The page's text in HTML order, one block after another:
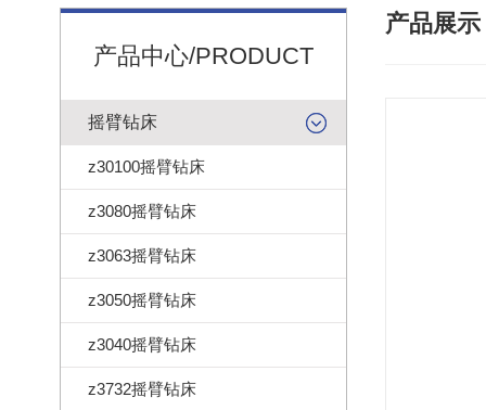
产品中心/PRODUCT
摇臂钻床
z30100摇臂钻床
z3080摇臂钻床
z3063摇臂钻床
z3050摇臂钻床
z3040摇臂钻床
z3732摇臂钻床
产品展示